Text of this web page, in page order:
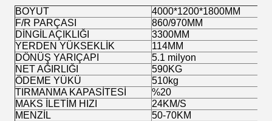
BOYUT
4000*1200*1800MM
F/R PARÇASI
860/970MM
DİNGİL AÇIKLIĞI
3300MM
YERDEN YÜKSEKLİK
114MM
DÖNÜŞ YARIÇAPI
5.1 milyon
NET AĞIRLIĞI
590KG
ÖDEME YÜKÜ
510kg
TIRMANMA KAPASİTESİ
%20
MAKS İLETİM HIZI
24KM/S
MENZİL
50-70KM